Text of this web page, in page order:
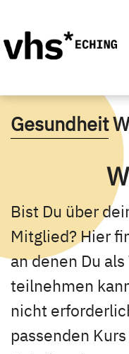
Gesundheit
Bist Du über
Mitglied? Hier
an denen Du
teilnehmen
nicht
passenden